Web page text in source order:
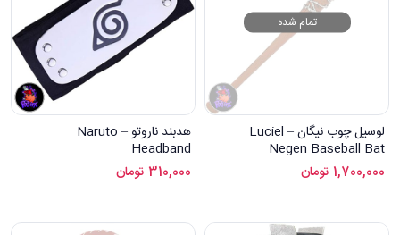
تمام شده
لوسیل چوب نیگان – Luciel
Negen Baseball Bat
1,700,000 تومان
هدبند ناروتو – Naruto
Headband
310,000 تومان